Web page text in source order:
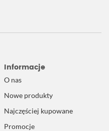
Informacje
O nas
Nowe produkty
Najczęściej kupowane
Promocje